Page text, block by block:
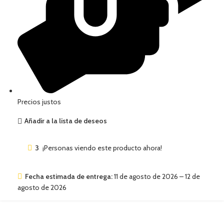
Precios justos
Añadir a la lista de deseos
3 ¡Personas viendo este producto ahora!
Fecha estimada de entrega:11 de agosto de 2026 – 12 de
agosto de 2026